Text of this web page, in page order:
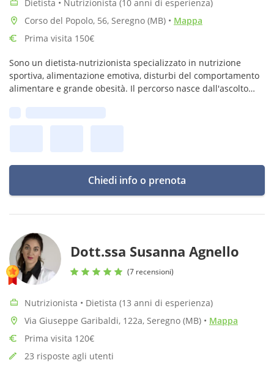
Dietista • Nutrizionista (10 anni di esperienza)
Corso del Popolo, 56, Seregno (MB) • Mappa
Prima visita 150€
Sono un dietista-nutrizionista specializzato in nutrizione
sportiva, alimentazione emotiva, disturbi del comportamento
alimentare e grande obesità. Il percorso nasce dall'ascolto
Chiedi info o prenota
Dott.ssa Susanna Agnello
(7 recensioni)
Nutrizionista • Dietista (13 anni di esperienza)
Via Giuseppe Garibaldi, 122a, Seregno (MB) • Mappa
Prima visita 120€
23 risposte agli utenti